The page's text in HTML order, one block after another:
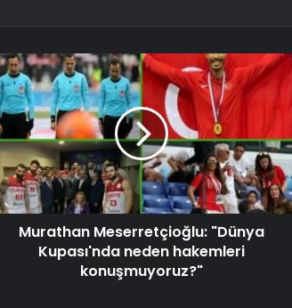
Murathan Meserretçioğlu: "Dünya
Kupası'nda neden hakemleri
konuşmuyoruz?"